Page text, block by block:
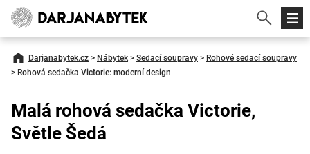
Darjanabytek.cz > Nábytek > Sedací soupravy > Rohové sedací soupravy
> Rohová sedačka Victorie: moderní design
Malá rohová sedačka Victorie,
Světle Šedá